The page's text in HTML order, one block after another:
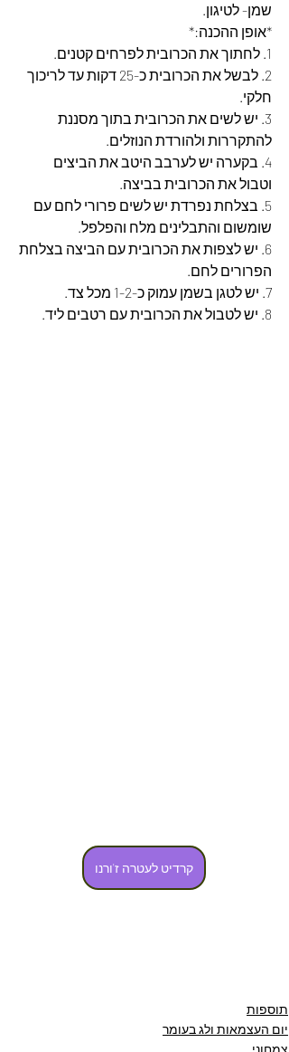
שמן- לטיגון.
*אופן ההכנה:*
1. לחתוך את הכרובית לפרחים קטנים.
2. לבשל את הכרובית כ-25 דקות עד לריכוך
חלקי.
3. יש לשים את הכרובית בתוך מסננת
להתקררות ולהורדת הנוזלים.
4. בקערה יש לערבב היטב את הביצים
וטבול את הכרובית בביצה.
5. בצלחת נפרדת יש לשים פרורי לחם עם
שומשום והתבלינים מלח והפלפל.
6. יש לצפות את הכרובית עם הביצה בצלחת
הפרורים לחם.
7. יש לטגן בשמן עמוק כ-1-2 מכל צד.
8. יש לטבול את הכרובית עם רטבים ליד.
קרדיט לעטרה ז'ורנו
תוספות
יום העצמאות ולג בעומר